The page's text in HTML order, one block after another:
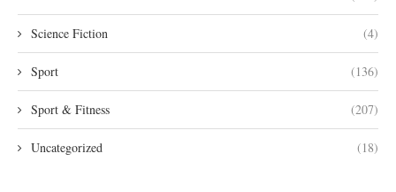
Science Fiction (4)
Sport (136)
Sport & Fitness (207)
Uncategorized (18)